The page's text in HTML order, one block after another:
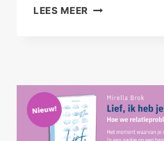
LEES MEER OP